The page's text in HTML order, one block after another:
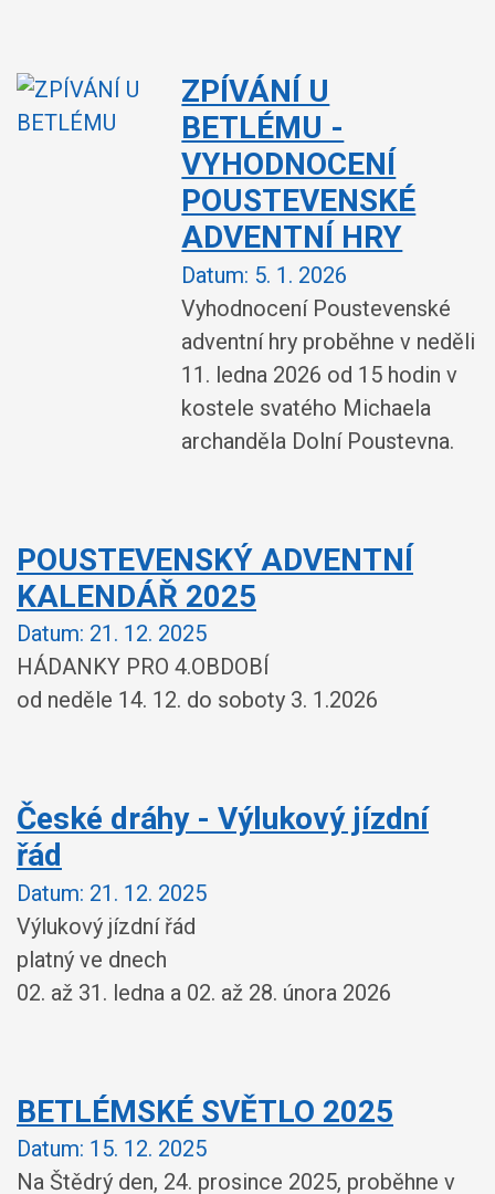
ZPÍVÁNÍ U
BETLÉMU -
VYHODNOCENÍ
POUSTEVENSKÉ
ADVENTNÍ HRY
Datum: 5. 1. 2026
Vyhodnocení Poustevenské
adventní hry proběhne v neděli
11. ledna 2026 od 15 hodin v
kostele svatého Michaela
archanděla Dolní Poustevna.
POUSTEVENSKÝ ADVENTNÍ
KALENDÁŘ 2025
Datum: 21. 12. 2025
HÁDANKY PRO 4.OBDOBÍ
od neděle 14. 12. do soboty 3. 1.2026
České dráhy - Výlukový jízdní
řád
Datum: 21. 12. 2025
Výlukový jízdní řád
platný ve dnech
02. až 31. ledna a 02. až 28. února 2026
BETLÉMSKÉ SVĚTLO 2025
Datum: 15. 12. 2025
Na Štědrý den, 24. prosince 2025, proběhne v